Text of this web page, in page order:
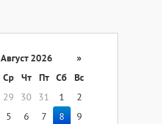
Август 2026
»
Ср Чт Пт Сб
Вс
29 30 31 1
2
5 6 7 8
9